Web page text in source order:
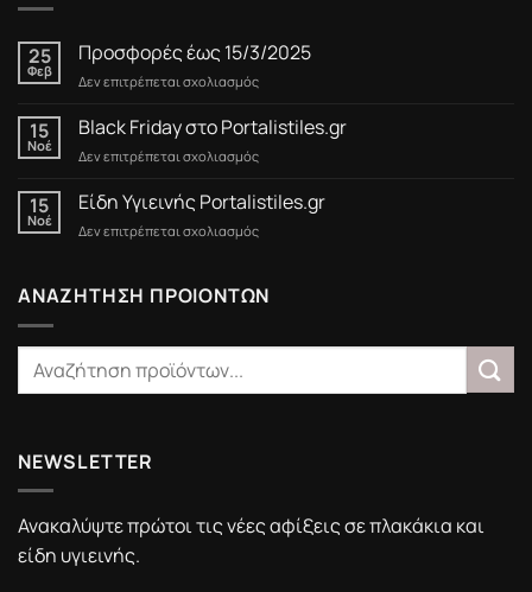
25
Φεβ
Προσφορές έως 15/3/2025
Δεν επιτρέπεται σχολιασμόςστο
έως
15/3/2025
15
Νοέ
Black Friday στο Portalistiles.gr
Δεν επιτρέπεται σχολιασμόςστο
Friday
στο
Portalistiles.gr
15
Νοέ
Είδη Υγιεινής Portalistiles.gr
Δεν επιτρέπεται σχολιασμόςστο
Portalistiles.gr
ΑΝΑΖΗΤΗΣΗ ΠΡΟΙΟΝΤΩΝ
NEWSLETTER
Ανακαλύψτε πρώτοι τις νέες αφίξεις σε πλακάκια και
είδη υγιεινής.